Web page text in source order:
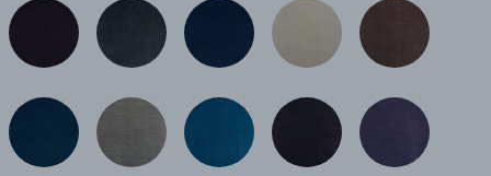
ARCHIVES
CONTACT